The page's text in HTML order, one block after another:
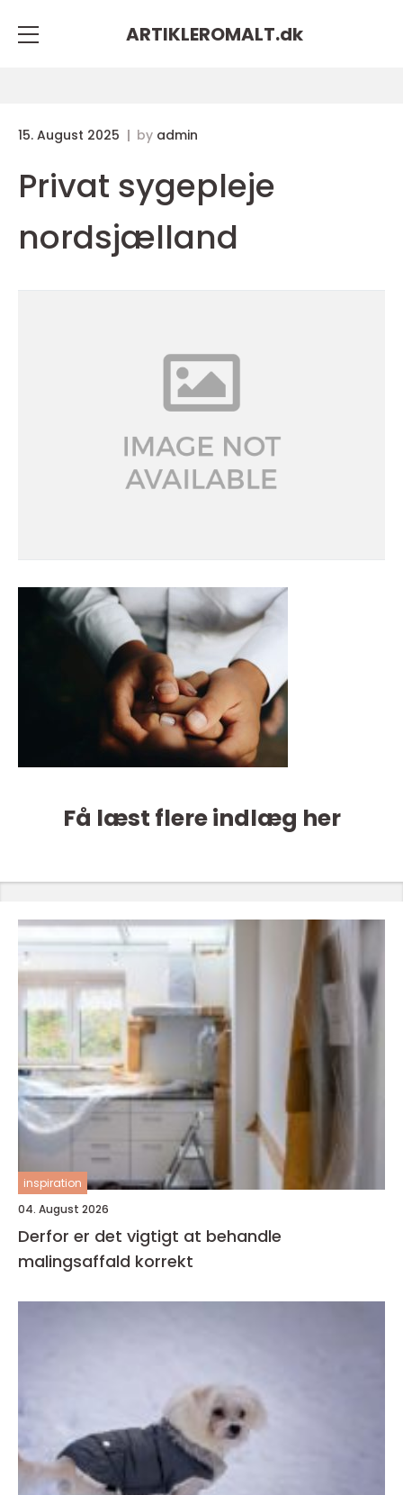
ARTIKLEROMALT.dk
15. August 2025 by admin
Privat sygepleje
nordsjælland
Få læst flere indlæg her
inspiration
04. August 2026
Derfor er det vigtigt at behandle
malingsaffald korrekt